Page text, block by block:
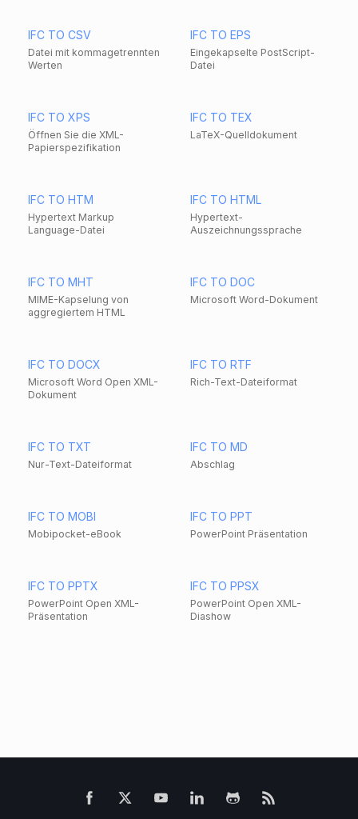
IFC TO CSV
Datei mit kommagetrennten
Werten
IFC TO EPS
Eingekapselte PostScript-
Datei
IFC TO XPS
Öffnen Sie die XML-
Papierspezifikation
IFC TO TEX
LaTeX-Quelldokument
IFC TO HTM
Hypertext Markup
Language-Datei
IFC TO HTML
Hypertext-
Auszeichnungssprache
IFC TO MHT
MIME-Kapselung von
aggregiertem HTML
IFC TO DOC
Microsoft Word-Dokument
IFC TO DOCX
Microsoft Word Open XML-
Dokument
IFC TO RTF
Rich-Text-Dateiformat
IFC TO TXT
Nur-Text-Dateiformat
IFC TO MD
Abschlag
IFC TO MOBI
Mobipocket-eBook
IFC TO PPT
PowerPoint Präsentation
IFC TO PPTX
PowerPoint Open XML-
Präsentation
IFC TO PPSX
PowerPoint Open XML-
Diashow